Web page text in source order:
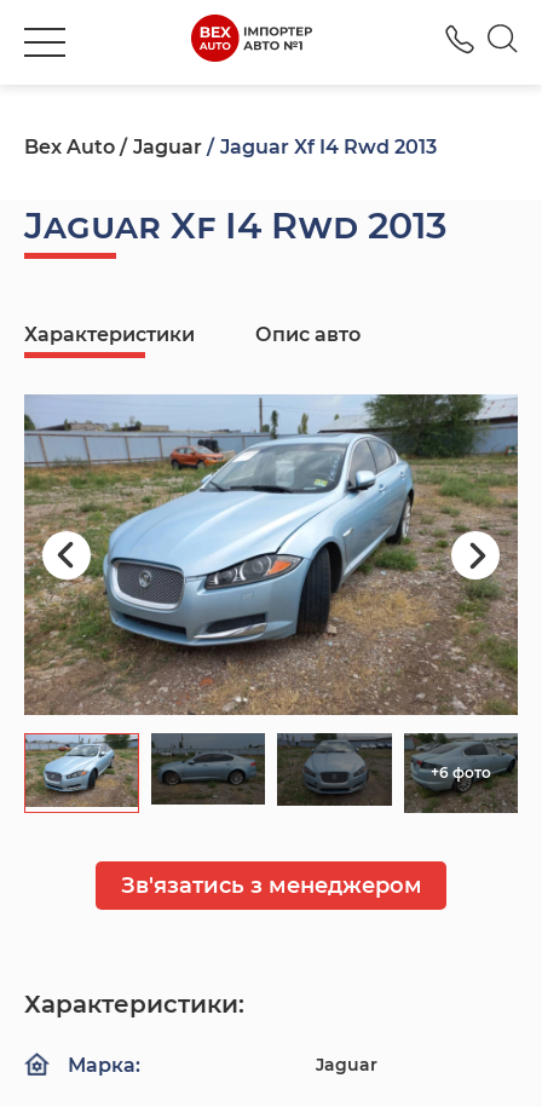
Bex Auto Jaguar Jaguar Xf I4 Rwd 2013
Jaguar Xf I4 Rwd 2013
Характеристики Опис авто
+6 фото
Зв'язатись з менеджером
Характеристики:
Марка: Jaguar